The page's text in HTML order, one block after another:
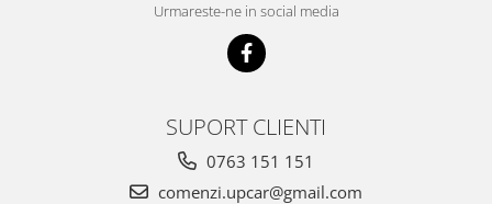
Urmareste-ne in social media
SUPORT CLIENTI
0763 151 151
comenzi.upcar@gmail.com